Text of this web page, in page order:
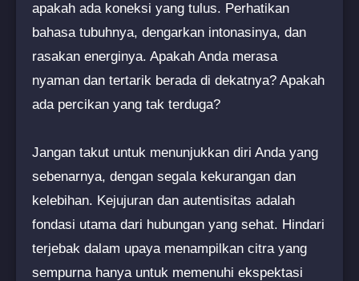
apakah ada koneksi yang tulus. Perhatikan
bahasa tubuhnya, dengarkan intonasinya, dan
rasakan energinya. Apakah Anda merasa
nyaman dan tertarik berada di dekatnya? Apakah
ada percikan yang tak terduga?
Jangan takut untuk menunjukkan diri Anda yang
sebenarnya, dengan segala kekurangan dan
kelebihan. Kejujuran dan autentisitas adalah
fondasi utama dari hubungan yang sehat. Hindari
terjebak dalam upaya menampilkan citra yang
sempurna hanya untuk memenuhi ekspektasi